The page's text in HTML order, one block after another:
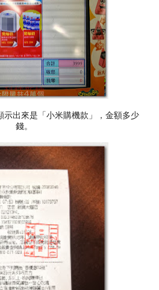
出來是「小米購機款」，金額多少
錢。